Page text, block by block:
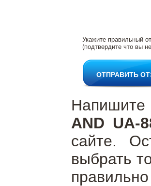
Укажите правильный
(подтвердите что вы
ОТПРАВИТЬ
AND UA-
сайте.
выбрать